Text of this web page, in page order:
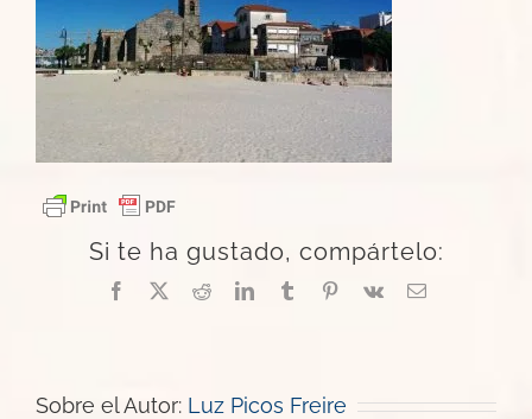
Si te ha gustado, compártelo:
Facebook
X RedditLinkedInTumblrPinterest
Vk
Correo
Sobre el Autor: Luz Picos Freire